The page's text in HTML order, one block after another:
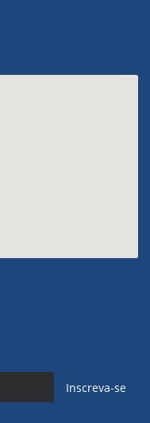
Inscreva-se